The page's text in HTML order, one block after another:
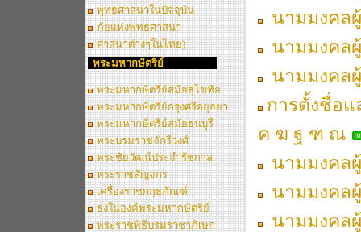
พุทธศาสนาในปัจจุบัน
ภัยแห่งพุทธศาสนา
ศาสนาต่างๆในไทย)
พระมหากษัตริย์
พระมหากษัตริย์สมัยสุโขทัย
พระมหากษัตริย์กรุงศรีอยุธยา
พระมหากษัตริย์สมัยธนบุรี
พระบรมราชจักรีวงศ์
พระชัยวัฒน์ประจำรัชกาล
พระราชลัญจกร
เครื่องราชกกุธภัณฑ์
ธงในองค์พระมหากษัตริย์
พระราชพิธีบรมราชาภิเษก
นามมงคล
นามมงคล
นามมงคล
การตั้งชื่อ
ค ฆ ฐ ฑ ณ
นามมงคล
นามมงคล
นามมงคล